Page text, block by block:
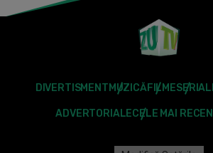
DIVERTISMENT MUZICĂFILME
ADVERTORIALECELE MAI